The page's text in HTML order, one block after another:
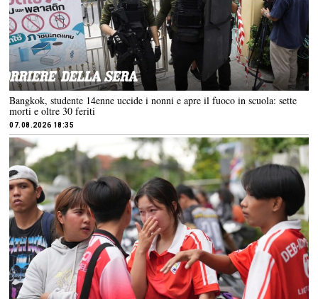
Bangkok, studente 14enne uccide i nonni e apre il fuoco in scuola: sette
morti e oltre 30 feriti
07.08.2026 18:35